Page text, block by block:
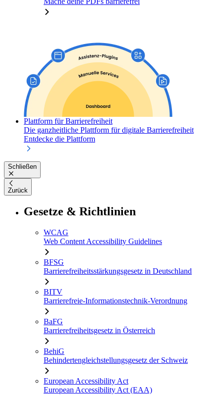
Plattform für Barrierefreiheit
Die ganzheitliche Plattform für digitale Barrierefreiheit
Entdecke die Plattform
Schließen
Zurück
Gesetze & Richtlinien
WCAG
Web Content Accessibility Guidelines
BFSG
Barrierefreiheitsstärkungsgesetz in Deutschland
BITV
Barrierefreie-Informationstechnik-Verordnung
BaFG
Barrierefreiheitsgesetz in Österreich
BehiG
Behindertengleichstellungsgesetz der Schweiz
European Accessibility Act
European Accessibility Act (EAA)